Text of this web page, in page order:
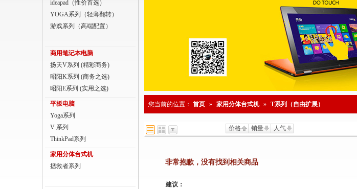
平板电脑
商用分体台式机
家用一体台式机
ThinkPad
ThinkStation工作站
联想服务器
ideapad（性价首选）
YOGA系列（轻薄翻转）
游戏系列（高端配置）
商用笔记本电脑
扬天V系列 (精彩商务)
昭阳K系列 (商务之选)
昭阳E系列 (实用之选)
平板电脑
Yoga系列
V 系列
ThinkPad系列
家用分体台式机
拯救者系列
您当前的位置： 首页 » 家用分体台式机 » T系列（自由扩展）
价格 销量 人气
非常抱歉，没有找到相关商品
建议：